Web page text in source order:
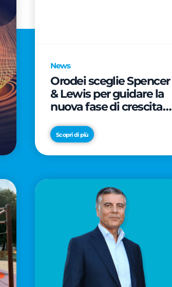
News
Orodei sceglie Spencer
& Lewis per guidare la
nuova fase di crescita e
brand
Scopri di più